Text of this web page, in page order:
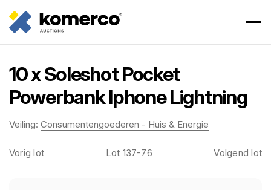
10 x Soleshot Pocket
Powerbank Iphone Lightning
Veiling: Consumentengoederen - Huis & Energie
Vorig lot Lot 137-76 Volgend lot